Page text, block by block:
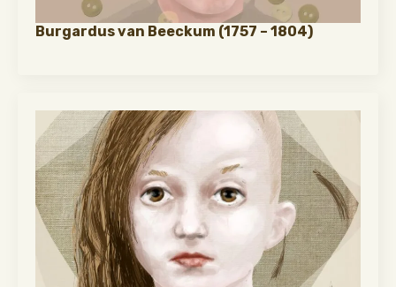
Burgardus van Beeckum (1757 – 1804)